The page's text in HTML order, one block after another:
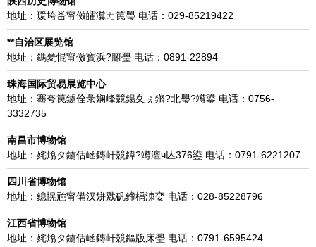
地址：瑗垮畨甯傚皬瀵ㄤ笢璺 电话：029-85219422
**自治区展览馆
地址：鎷夎惃甯傚寳浜?腑璺 电话：0891-22894
珠海国际贸易展览中心
地址：骞夸笢鐪佺彔娴峰競鍚夊ぇ鏅?北璺?竴鍙 电话：0756-
3332735
南昌市博物馆
地址：姹熻タ鐪佸崡鏄屽競鍏?竴澶ч亾376鍙 电话：0791-6221207
四川省博物馆
地址：鎴愰兘甯備汉姘戣矾鍗楀洓娈 电话：028-85228796
江西省博物馆
地址：姹熻タ鐪佸崡鏄屽競鏂版床璺 电话：0791-6595424